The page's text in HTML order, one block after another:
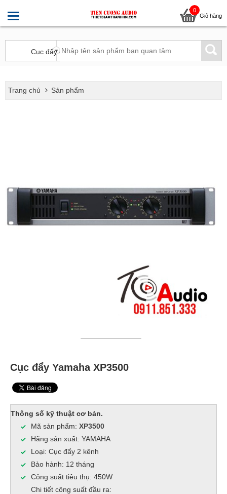
0
Giỏ hàng
Trang chủ Sản phẩm
Cục đẩy Yamaha XP3500
Thông số kỹ thuật cơ bản.
Mã sản phẩm: XP3500
Hãng sản xuất: YAMAHA
Loại: Cục đẩy 2 kênh
Bảo hành: 12 tháng
Công suất tiêu thụ: 450W
Chi tiết công suất đầu ra: